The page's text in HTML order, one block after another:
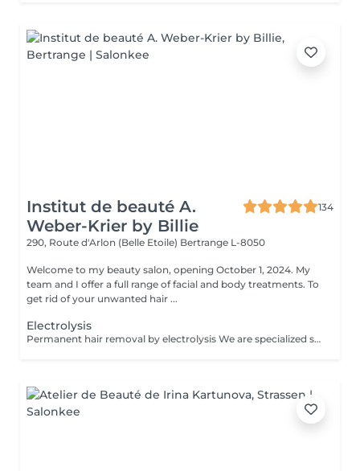
Institut de beauté A.
Weber-Krier by Billie
134
290, Route d'Arlon (Belle Etoile) Bertrange L-8050
Welcome to my beauty salon, opening October 1, 2024. My
team and I offer a full range of facial and body treatments. To
get rid of your unwanted hair ...
Electrolysis
Permanent hair removal by electrolysis We are specialized since 1970 in permanent hair removal by electrolysis, the effectiveness of this method of permanent hair removal is indisputable. Electrolysis allows permanent removal of the cells responsible for hair growth by inserting a filament into the hair follicle and applying a high-speed current adjusted according to the hair and the targeted region. All skin and hair colors as well as all regions can be treated efficiently and without any compromise.